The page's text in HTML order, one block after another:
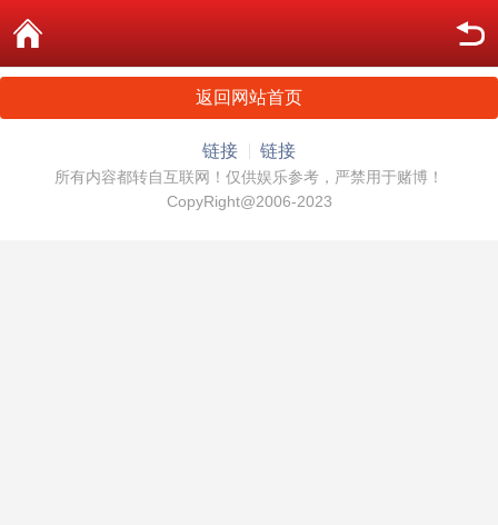
返回网站首页
链接 链接
所有内容都转自互联网！仅供娱乐参考，严禁用于赌博！
CopyRight@2006-2023